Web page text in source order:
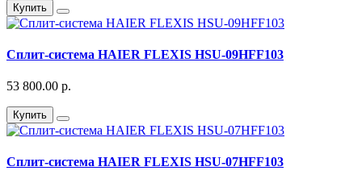
Купить
Сплит-система HAIER FLEXIS HSU-09HFF103
53 800.00 р.
Купить
Сплит-система HAIER FLEXIS HSU-07HFF103